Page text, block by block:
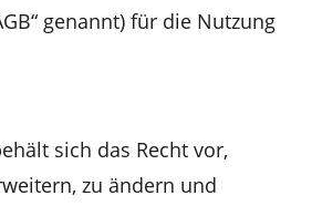
genannt) für die Nutzung
sich das Recht vor,
zu ändern und